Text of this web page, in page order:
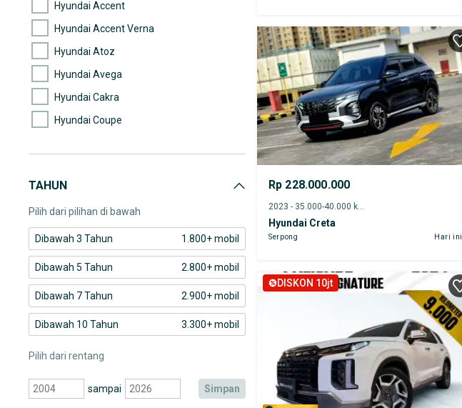
Hyundai Accent
Hyundai Accent Verna
Hyundai Atoz
Hyundai Avega
Hyundai Cakra
Hyundai Coupe
Hyundai Excel
TAHUN
Pilih dari pilihan di bawah
Dibawah 3 Tahun 1.800+ mobil
Dibawah 5 Tahun 2.800+ mobil
Dibawah 7 Tahun 2.900+ mobil
Dibawah 10 Tahun 3.300+ mobil
Pilih dari rentang
sampai simpan
Rp 228.000.000
Hyundai Creta
Serpong Hari ini
DISKON 10jt